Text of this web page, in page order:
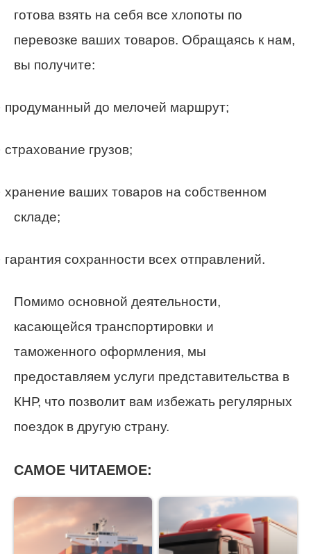
готова взять на себя все хлопоты по
перевозке ваших товаров. Обращаясь к нам,
вы получите:
продуманный до мелочей маршрут;
страхование грузов;
хранение ваших товаров на собственном
складе;
гарантия сохранности всех отправлений.
Помимо основной деятельности,
касающейся транспортировки и
таможенного оформления, мы
предоставляем услуги представительства в
КНР, что позволит вам избежать регулярных
поездок в другую страну.
САМОЕ ЧИТАЕМОЕ: